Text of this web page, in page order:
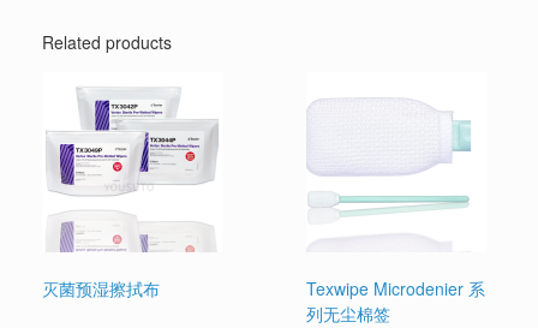
Related products
灭菌预湿擦拭布
Texwipe Microdenier 系
列无尘棉签